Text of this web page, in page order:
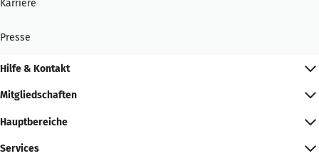
Karriere
Presse
Hilfe & Kontakt
Mitgliedschaften
Hauptbereiche
Services